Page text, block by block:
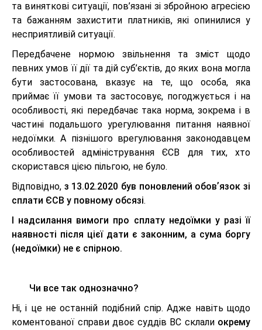
та виняткові ситуації, пов’язані зі збройною агресією
та бажанням захистити платників, які опинилися у
несприятливій ситуації.
Передбачене нормою звільнення та зміст щодо
певних умов її дії та дій суб’єктів, до яких вона могла
бути застосована, вказує на те, що особа, яка
приймає її умови та застосовує, погоджується і на
особливості, які передбачає така норма, зокрема і в
частині подальшого урегулювання питання наявної
недоїмки. А пізнішого врегулювання законодавцем
особливостей адміністрування ЄСВ для тих, хто
скористався цією пільгою, не було.
Відповідно, з 13.02.2020 був поновлений обовʼязок зі
сплати ЄСВ у повному обсязі.
І надсилання вимоги про сплату недоїмки у разі її
наявності після цієї дати є законним, а сума боргу
(недоїмки) не є спірною.
Чи все так однозначно?
Ні, і це не останній подібний спір. Адже навіть щодо
коментованої справи двоє суддів ВС склали окрему